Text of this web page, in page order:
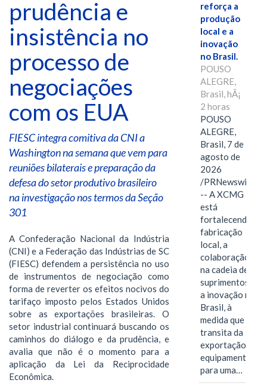
prudência e
insistência no
processo de
negociações
com os EUA
FIESC integra comitiva da CNI a
Washington na semana que vem para
reuniões bilaterais e preparação da
defesa do setor produtivo brasileiro
na investigação nos termos da Seção
301
A Confederação Nacional da Indústria
(CNI) e a Federação das Indústrias de SC
(FIESC) defendem a persistência no uso
de instrumentos de negociação como
forma de reverter os efeitos nocivos do
tarifaço imposto pelos Estados Unidos
sobre as exportações brasileiras. O
setor industrial continuará buscando os
caminhos do diálogo e da prudência, e
avalia que não é o momento para a
aplicação da Lei da Reciprocidade
Econômica.
reforça a
produção
local e a
inovação
no Brasil.
POUSO
ALEGRE,
Brasil, hÃ¡
2 horas
POUSO
ALEGRE,
Brasil, 7 de
agosto de
2026
/PRNewswire/
-- A XCMG
está
fortalecendo a
fabricação
local, a
colaboração
na cadeia de
suprimentos e
a inovação no
Brasil, à
medida que
transita da
exportação de
equipamentos
para uma…